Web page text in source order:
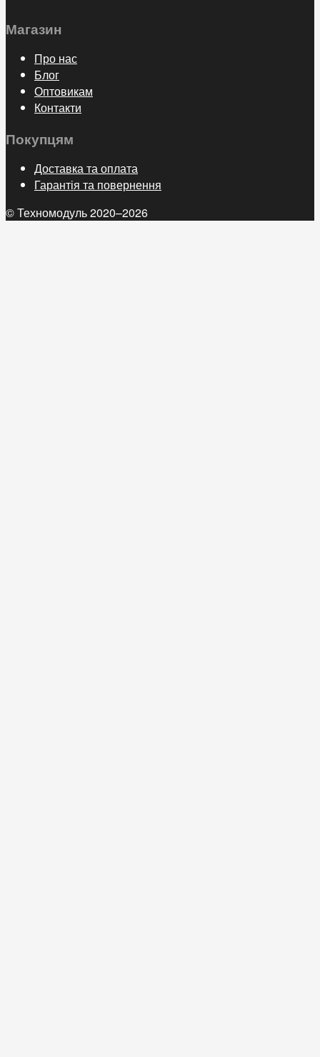
Магазин
Про нас
Блог
Оптовикам
Контакти
Покупцям
Доставка та оплата
Гарантія та повернення
© Техномодуль 2020–2026